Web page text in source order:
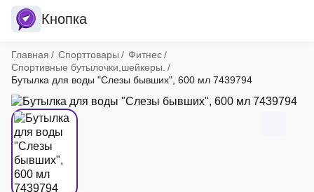
Кнопка
Хлебные крошки
Главная Спорттовары
Фитнес
Спортивные бутылочки,шейкеры.
Бутылка для воды "Слезы бывших", 600 мл 7439794